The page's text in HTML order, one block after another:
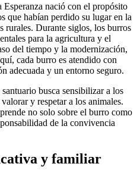
nació con el propósito
que habían perdido su lugar en la
rurales. Durante siglos, los burros
para la agricultura y el
del tiempo y la modernización,
cada burro es atendido con
adecuada y un entorno seguro.
busca sensibilizar a los
y respetar a los animales.
no solo sobre el burro como
de la convivencia
y familiar